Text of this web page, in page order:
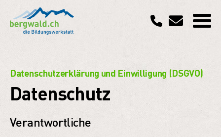
Datenschutzerklärung und Einwilligung (DSGVO)
Datenschutz
Verantwortliche